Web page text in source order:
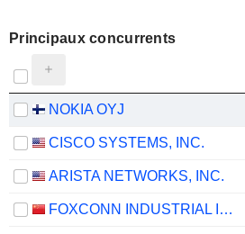
Principaux concurrents
NOKIA OYJ
CISCO SYSTEMS, INC.
ARISTA NETWORKS, INC.
FOXCONN INDUSTRIAL INTERNET CO., LTD.